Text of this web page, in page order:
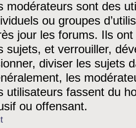
modérateurs sont des
ou groupes
jour les forums. Ils ont
sujets, et verrouiller,
diviser les sujets
les
utilisateurs fassent du
ou offensant.